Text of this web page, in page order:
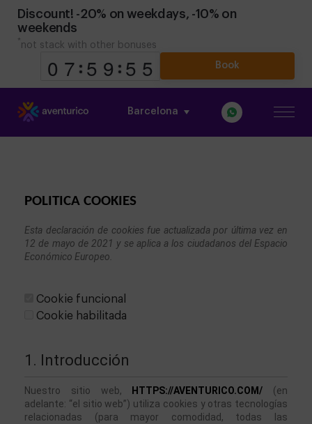
Discount! -20% on weekdays, -10% on
weekends
* not stack with other bonuses
Book
Barcelona
POLITICA COOKIES
Esta declaración de cookies fue actualizada por última vez en
12 de mayo de 2021 y se aplica a los ciudadanos del Espacio
Económico Europeo.
Cookie funcional
Cookie habilitada
1. Introducción
Nuestro sitio web, HTTPS://AVENTURICO.COM/ (en
adelante: “el sitio web”) utiliza cookies y otras tecnologías
relacionadas (para mayor comodidad, todas las